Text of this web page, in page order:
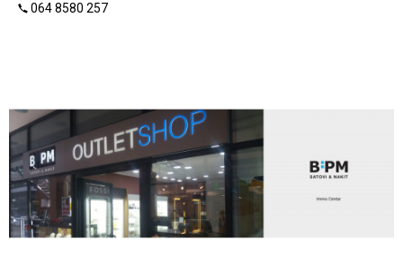
064 8580 257